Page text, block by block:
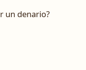
un denario?